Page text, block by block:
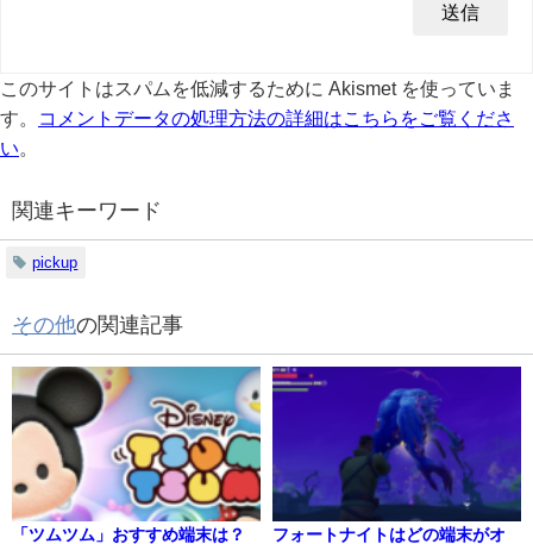
このサイトはスパムを低減するために Akismet を使っていま
す。
コメントデータの処理方法の詳細はこちらをご覧くださ
い
関連キーワード
pickup
その他の関連記事
「ツムツム」おすすめ端末は？
フォートナイトはどの端末がオ